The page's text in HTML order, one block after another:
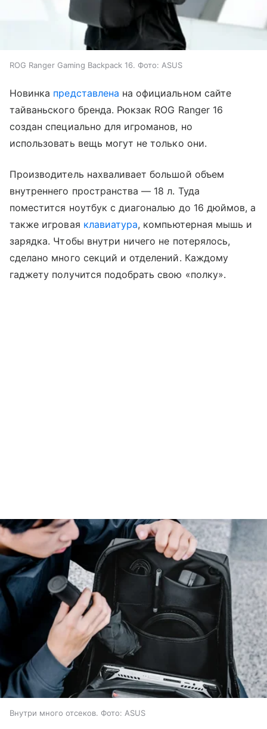
ROG Ranger Gaming Backpack 16. Фото: ASUS
Новинка представлена на официальном сайте
тайваньского бренда. Рюкзак ROG Ranger 16
создан специально для игроманов, но
использовать вещь могут не только они.
Производитель нахваливает большой объем
внутреннего пространства — 18 л. Туда
поместится ноутбук с диагональю до 16 дюймов, а
также игровая клавиатура, компьютерная мышь и
зарядка. Чтобы внутри ничего не потерялось,
сделано много секций и отделений. Каждому
гаджету получится подобрать свою «полку».
Внутри много отсеков. Фото: ASUS